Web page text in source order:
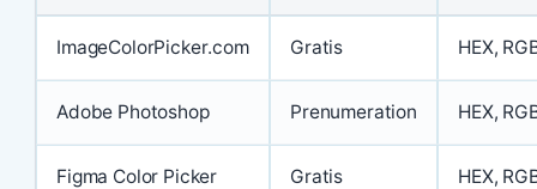
ImageColorPicker.com Gratis HEX,
Adobe Photoshop Prenumeration HEX,
Figma Color Picker Gratis HEX,